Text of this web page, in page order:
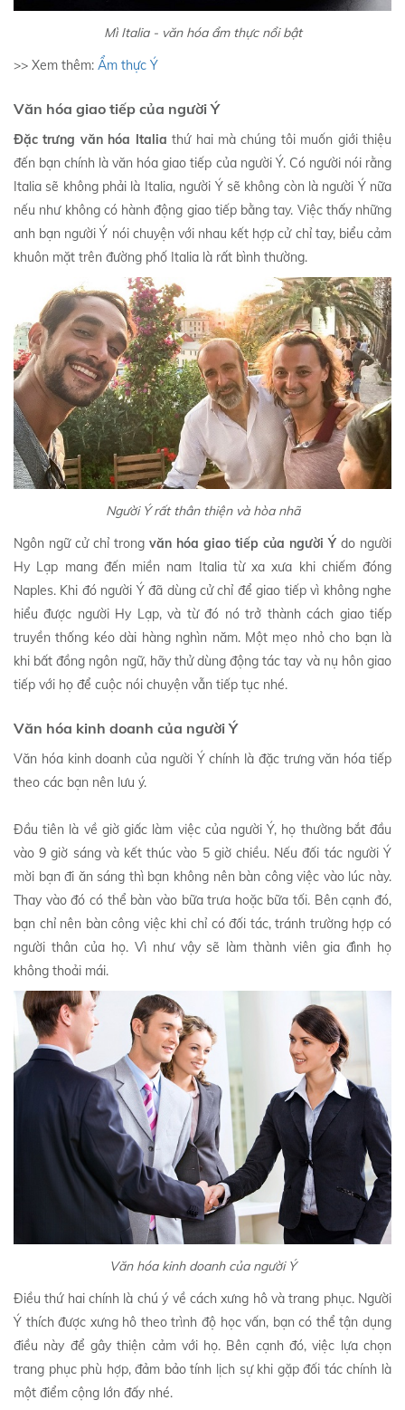
Mì Italia - văn hóa ẩm thực nổi bật
>> Xem thêm: Ẩm thực Ý
Văn hóa giao tiếp của người Ý
Đặc trưng văn hóa Italia thứ hai mà chúng tôi muốn giới thiệu
đến bạn chính là văn hóa giao tiếp của người Ý. Có người nói rằng
Italia sẽ không phải là Italia, người Ý sẽ không còn là người Ý nữa
nếu như không có hành động giao tiếp bằng tay. Việc thấy những
anh bạn người Ý nói chuyện với nhau kết hợp cử chỉ tay, biểu cảm
khuôn mặt trên đường phố Italia là rất bình thường.
Người Ý rất thân thiện và hòa nhã
Ngôn ngữ cử chỉ trong văn hóa giao tiếp của người Ý do người
Hy Lạp mang đến miền nam Italia từ xa xưa khi chiếm đóng
Naples. Khi đó người Ý đã dùng cử chỉ để giao tiếp vì không nghe
hiểu được người Hy Lạp, và từ đó nó trở thành cách giao tiếp
truyền thống kéo dài hàng nghìn năm. Một mẹo nhỏ cho bạn là
khi bất đồng ngôn ngữ, hãy thử dùng động tác tay và nụ hôn giao
tiếp với họ để cuộc nói chuyện vẫn tiếp tục nhé.
Văn hóa kinh doanh của người Ý
Văn hóa kinh doanh của người Ý chính là đặc trưng văn hóa tiếp
theo các bạn nên lưu ý.
Đầu tiên là về giờ giấc làm việc của người Ý, họ thường bắt đầu
vào 9 giờ sáng và kết thúc vào 5 giờ chiều. Nếu đối tác người Ý
mời bạn đi ăn sáng thì bạn không nên bàn công việc vào lúc này.
Thay vào đó có thể bàn vào bữa trưa hoặc bữa tối. Bên cạnh đó,
bạn chỉ nên bàn công việc khi chỉ có đối tác, tránh trường hợp có
người thân của họ. Vì như vậy sẽ làm thành viên gia đình họ
không thoải mái.
Văn hóa kinh doanh của người Ý
Điều thứ hai chính là chú ý về cách xưng hô và trang phục. Người
Ý thích được xưng hô theo trình độ học vấn, bạn có thể tận dụng
điều này để gây thiện cảm với họ. Bên cạnh đó, việc lựa chọn
trang phục phù hợp, đảm bảo tính lịch sự khi gặp đối tác chính là
một điểm cộng lớn đấy nhé.